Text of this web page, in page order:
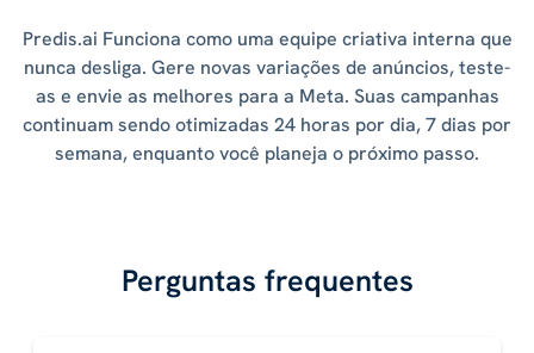
Predis.ai Funciona como uma equipe criativa interna que
nunca desliga. Gere novas variações de anúncios, teste-
as e envie as melhores para a Meta. Suas campanhas
continuam sendo otimizadas 24 horas por dia, 7 dias por
semana, enquanto você planeja o próximo passo.
Perguntas frequentes